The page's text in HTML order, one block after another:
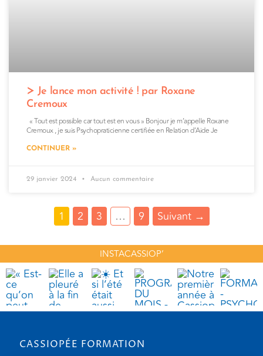
Je lance mon activité ! par Roxane
Cremoux
« Tout est possible car tout est en vous » Bonjour je m’appelle Roxane
Cremoux , je suis Psychopraticienne certifiée en Relation d’Aide Je
CONTINUER »
29 janvier 2024 Aucun commentaire
1 2 3 … 9 Suivant →
INSTACASSIOP’
CASSIOPÉE FORMATION